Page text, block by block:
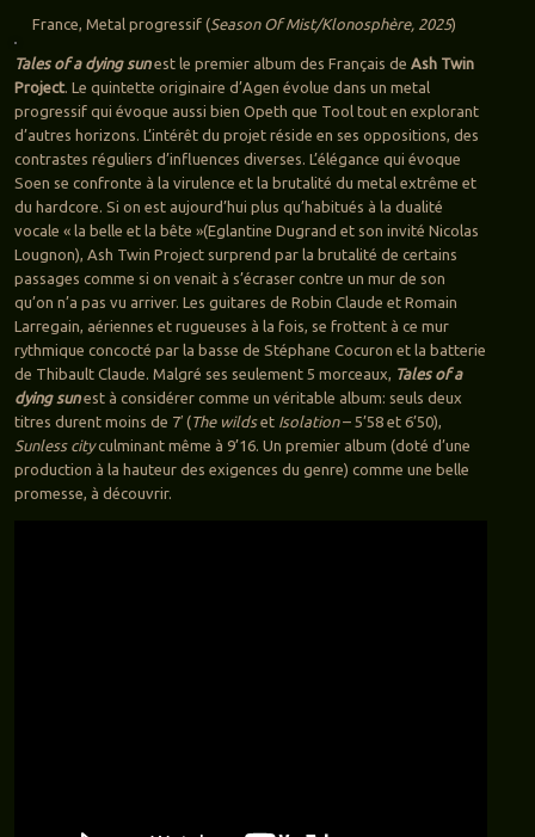
France, Metal progressif (Season Of Mist/Klonosphère, 2025)
Tales of a dying sunest le premier album des Français de Ash Twin
Project. Le quintette originaire d’Agen évolue dans un metal
progressif qui évoque aussi bien Opeth que Tool tout en explorant
d’autres horizons. L’intérêt du projet réside en ses oppositions, des
contrastes réguliers d’influences diverses. L’élégance qui évoque
Soen se confronte à la virulence et la brutalité du metal extrême et
du hardcore. Si on est aujourd’hui plus qu’habitués à la dualité
vocale « la belle et la bête »(Eglantine Dugrand et son invité Nicolas
Lougnon), Ash Twin Project surprend par la brutalité de certains
passages comme si on venait à s’écraser contre un mur de son
qu’on n’a pas vu arriver. Les guitares de Robin Claude et Romain
Larregain, aériennes et rugueuses à la fois, se frottent à ce mur
rythmique concocté par la basse de Stéphane Cocuron et la batterie
de Thibault Claude. Malgré ses seulement 5 morceaux, Tales of a
dying sunest à considérer comme un véritable album: seuls deux
titres durent moins de 7′ (The wildsetIsolation– 5’58 et 6’50),
Sunless cityculminant même à 9’16. Un premier album (doté d’une
production à la hauteur des exigences du genre) comme une belle
promesse, à découvrir.